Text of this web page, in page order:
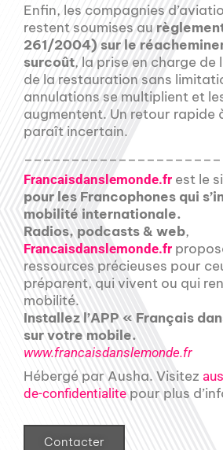
Enfin, les compagnies
restent soumises au
261/2004) sur le
surcoût, la prise en charge de
de la restauration sans
annulations se multiplient et
augmentent. Un retour rapide
paraît incertain.
Francaisdanslemonde.fr est le
pour les Francophones qui
mobilité internationale.
Radios, podcasts & web,
Francaisdanslemonde.fr
ressources précieuses pour
préparent, qui vivent ou qui
mobilité.
Installez l’APP « Français
sur votre mobile.
www.francaisdanslemonde.fr
Hébergé par Ausha. Visitez
de-confidentialite pour plus
Contacter